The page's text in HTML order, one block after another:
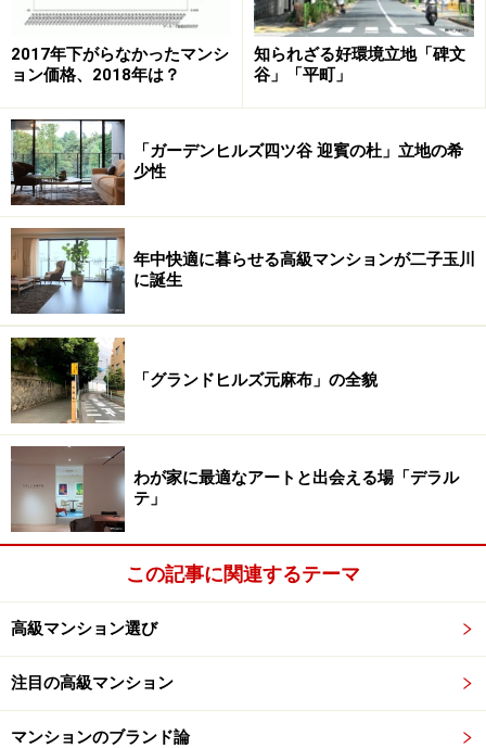
った。
さらに今回は、大ぶりで1枚1枚が風合いの異なるタイル
を用い、またバルコニー下部などは凹凸の出る張り方を
あえて取り入れ、時間によって異なる陰影の豊かさを醸
し出すこだわりを追及している。青田売りには、何とも
把握の易くない外観といえよう。それだけにじっくり時
間をかけて理解したい。
アトラス池尻レジデンス
「くらしノベーション」のアイデアをマン
ションに
「＋NEST」を取材するママたち（「アトラス上大岡」に
て）
住宅業界における旭化成グループの特徴を挙げるなら
ば、素材とコンセプトであろうか。素材は軽量・高耐
久・高耐火性能を誇るALC板「へーベル」が注文住宅分
2017年下がらなかったマンシ
ョン価格、2018年は？
知られざる好環境立地「碑文
谷」「平町」
「ガーデンヒルズ四ツ谷 迎賓の杜」立地の希
少性
年中快適に暮らせる高級マンションが二子玉川
に誕生
「グランドヒルズ元麻布」の全貌
わが家に最適なアートと出会える場「デラル
テ」
この記事に関連するテーマ
高級マンション選び
注目の高級マンション
マンションのブランド論